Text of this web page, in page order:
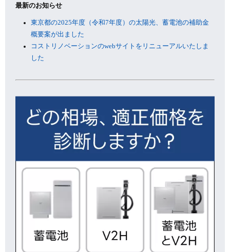
最新のお知らせ
東京都の2025年度（令和7年度）の太陽光、蓄電池の補助金
概要案が出ました
コストリノベーションのwebサイトをリニューアルいたしま
した